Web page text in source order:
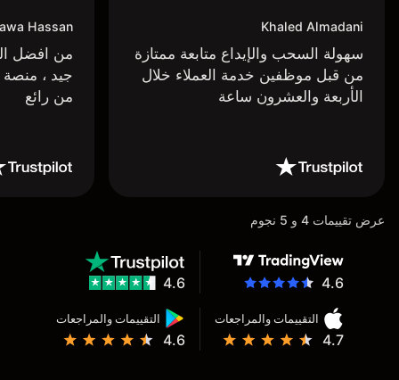
Khaled Almadani
سهولة السحب والإيداع متابعة ممتازة
من قبل موظفين خدمة العملاء خلال
الأربعة والعشرون ساعة
Hassan
من افضل
جيد ،
من رائع
عرض تقييمات 4 و 5 نجوم
4.6
التقييمات والمراجعات
4.7
التقييمات والمراجعات
4.6
4.6